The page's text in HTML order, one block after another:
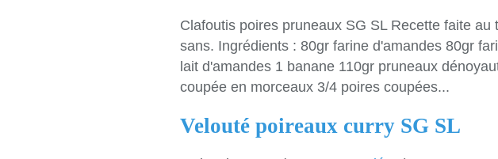
Clafoutis poires pruneaux SG SL Recette faite au
sans. Ingrédients : 80gr farine d'amandes 80gr
lait d'amandes 1 banane 110gr pruneaux
coupée en morceaux 3/4 poires coupées...
Velouté poireaux curry SG SL